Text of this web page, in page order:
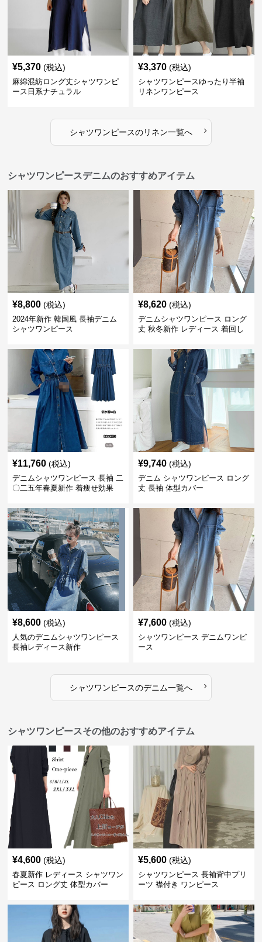
¥5,370 (税込)
麻綿混紡ロング丈シャツワンピ
ース日系ナチュラル
¥3,370 (税込)
シャツワンピースゆったり半袖
リネンワンピース
シャツワンピースのリネン一覧へ ›
シャツワンピースデニムのおすすめアイテム
¥8,800 (税込)
2024年新作 韓国風 長袖デニム
シャツワンピース
¥8,620 (税込)
デニムシャツワンピース ロング
丈 秋冬新作 レディース 着回し
¥11,760 (税込)
デニムシャツワンピース 長袖 二
〇二五年春夏新作 着痩せ効果
¥9,740 (税込)
デニム シャツワンピース ロング
丈 長袖 体型カバー
¥8,600 (税込)
人気のデニムシャツワンピース
長袖レディース新作
¥7,600 (税込)
シャツワンピース デニムワンピ
ース
シャツワンピースのデニム一覧へ ›
シャツワンピースその他のおすすめアイテム
¥4,600 (税込)
春夏新作 レディース シャツワン
ピース ロング丈 体型カバー
¥5,600 (税込)
シャツワンピース 長袖背中プリ
ーツ 襟付き ワンピース